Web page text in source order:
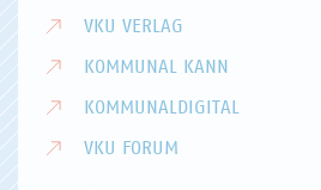
VKU VERLAG
KOMMUNAL KANN
KOMMUNALDIGITAL
VKU FORUM